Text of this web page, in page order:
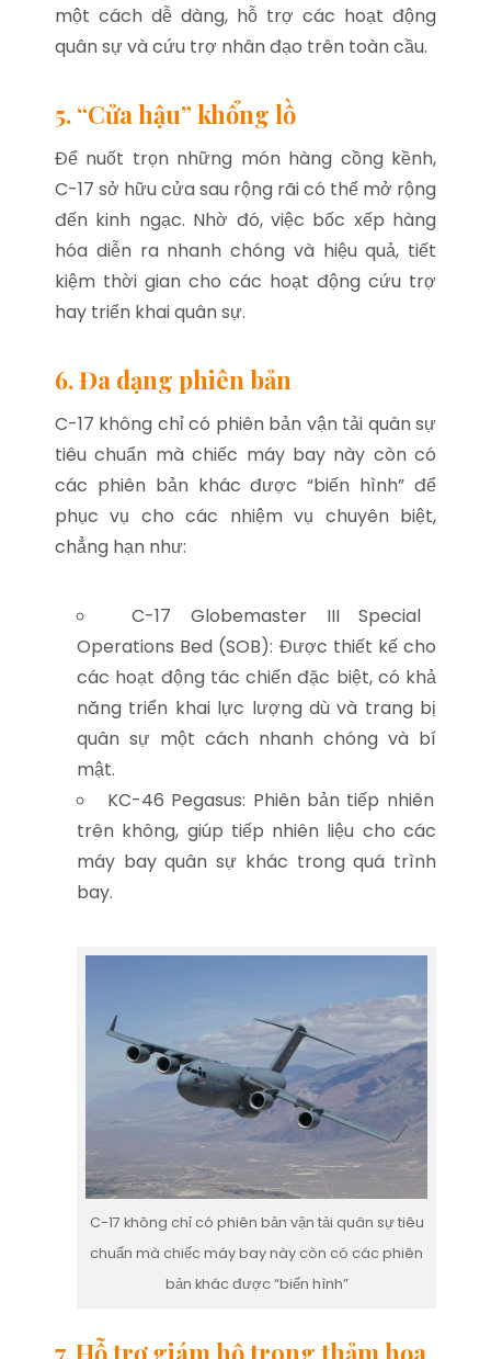
một cách dễ dàng, hỗ trợ các hoạt động
quân sự và cứu trợ nhân đạo trên toàn cầu.
5. “Cửa hậu” khổng lồ
Để nuốt trọn những món hàng cồng kềnh,
C-17 sở hữu cửa sau rộng rãi có thể mở rộng
đến kinh ngạc. Nhờ đó, việc bốc xếp hàng
hóa diễn ra nhanh chóng và hiệu quả, tiết
kiệm thời gian cho các hoạt động cứu trợ
hay triển khai quân sự.
6. Đa dạng phiên bản
C-17 không chỉ có phiên bản vận tải quân sự
tiêu chuẩn mà chiếc máy bay này còn có
các phiên bản khác được “biến hình” để
phục vụ cho các nhiệm vụ chuyên biệt,
chẳng hạn như:
C-17 Globemaster III Special
Operations Bed (SOB): Được thiết kế cho
các hoạt động tác chiến đặc biệt, có khả
năng triển khai lực lượng dù và trang bị
quân sự một cách nhanh chóng và bí
mật.
KC-46 Pegasus: Phiên bản tiếp nhiên
trên không, giúp tiếp nhiên liệu cho các
máy bay quân sự khác trong quá trình
bay.
C-17 không chỉ có phiên bản vận tải quân sự tiêu
chuẩn mà chiếc máy bay này còn có các phiên
bản khác được “biến hình”